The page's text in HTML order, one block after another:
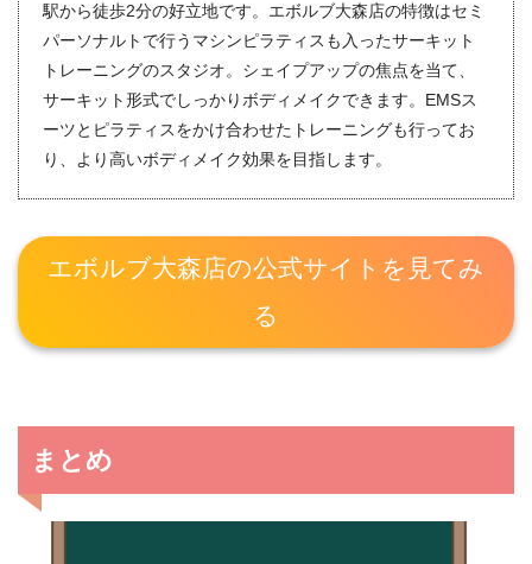
駅から徒歩2分の好立地です。エボルブ大森店の特徴はセミ
パーソナルトで行うマシンピラティスも入ったサーキット
トレーニングのスタジオ。シェイプアップの焦点を当て、
サーキット形式でしっかりボディメイクできます。EMSス
ーツとピラティスをかけ合わせたトレーニングも行ってお
り、より高いボディメイク効果を目指します。
エボルブ大森店の公式サイトを見てみ
る
まとめ